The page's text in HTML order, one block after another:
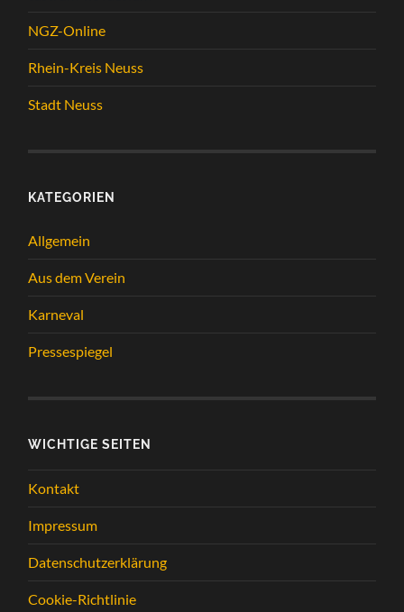
NGZ-Online
Rhein-Kreis Neuss
Stadt Neuss
KATEGORIEN
Allgemein
Aus dem Verein
Karneval
Pressespiegel
WICHTIGE SEITEN
Kontakt
Impressum
Datenschutzerklärung
Cookie-Richtlinie